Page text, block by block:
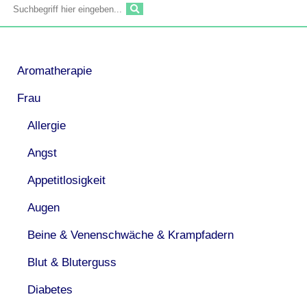
Aromatherapie
Frau
Allergie
Angst
Appetitlosigkeit
Augen
Beine & Venenschwäche & Krampfadern
Blut & Bluterguss
Diabetes